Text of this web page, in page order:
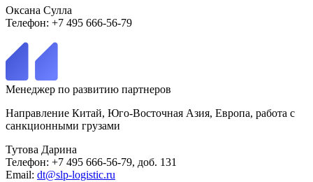
Оксана Сулла
Телефон: +7 495 666-56-79
Менеджер по развитию партнеров
Направление Китай, Юго-Восточная Азия, Европа, работа с
санкционными грузами
Тутова Дарина
Телефон: +7 495 666-56-79, доб. 131
Email: dt@slp-logistic.ru